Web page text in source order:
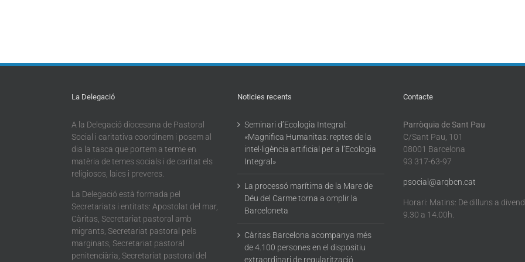
La Delegació
A la Delegació diocesana de Pastoral
Social i caritativa coordinem i posem al
dia la tasca que portem a terme en
matèria de temes socials i de caritat els
religiosos, laics i preveres.
La Delegació està formada pel
Secretariats i entitats: Apostolat del mar,
Càritas, Secretariat pastoral amb
migrants, Secretariat pastoral pels
marginats, Secretariat pastoral
penitenciària, Secretariat pastoral del
Noticies recents
Seminari d’Ecologia Integral:
«Magnifica Humanitas: reptes de la
intel·ligència artificial per a l’Ecologia
Integral»
La processó marítima de la Mare de
Déu del Carme torna a omplir la
Barceloneta
Càritas Barcelona acompanya més
de 4.100 persones en el dispositiu
extraordinari de regularització
Contacte
Parròquia de Sant Pau
C/Sant Pau, 101
08001 Barcelona
93 317-63-97
psocial@arqbcn.cat
Horari: Matins: De dilluns a
9.30 a 14.00h.